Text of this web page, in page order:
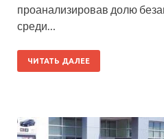
проанализировав долю
среди…
ЧИТАТЬ ДАЛЕЕ